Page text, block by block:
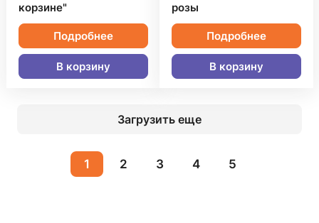
корзине"
Подробнее
В корзину
розы
Подробнее
В корзину
Загрузить еще
1 2 3 4 5